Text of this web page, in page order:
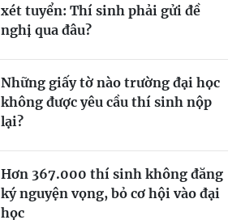
xét tuyển: Thí sinh phải gửi đề
nghị qua đâu?
Những giấy tờ nào trường đại học
không được yêu cầu thí sinh nộp
lại?
Hơn 367.000 thí sinh không đăng
ký nguyện vọng, bỏ cơ hội vào đại
học